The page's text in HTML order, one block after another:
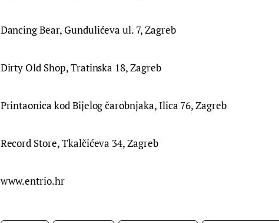
Dancing Bear, Gundulićeva ul. 7, Zagreb
Dirty Old Shop, Tratinska 18, Zagreb
Printaonica kod Bijelog čarobnjaka, Ilica 76, Zagreb
Record Store, Tkalčićeva 34, Zagreb
www.entrio.hr